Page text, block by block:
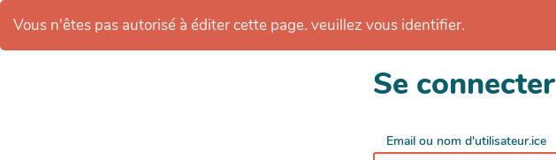
Vous n'êtes pas autorisé à éditer cette page. veuillez vous identifier.
Se connecter
Email ou nom d'utilisateur.ice